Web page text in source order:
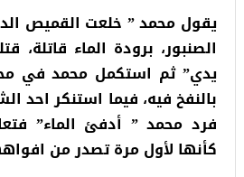
يقول محمد ” خلعت القميص
الصنبور، برودة الماء
يدي” ثم استكمل محمد في
بالنفخ فيه، فيما استنكر احد
فرد محمد ” أدفئ الماء”
كأنها لأول مرة تصدر من